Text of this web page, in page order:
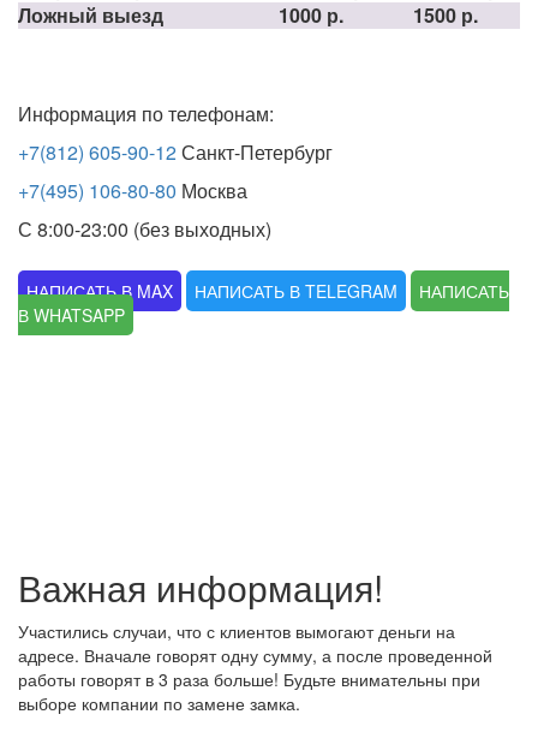
Ложный выезд
1000 р. 1500 р.
Информация по телефонам:
+7(812) 605-90-12Санкт-Петербург
+7(495) 106-80-80 Москва
С 8:00-23:00 (без выходных)
НАПИСАТЬ В MAX НАПИСАТЬ В TELEGRAM
НАПИСАТЬ
В WHATSAPP
Важная информация!
Участились случаи, что с клиентов вымогают деньги на
адресе. Вначале говорят одну сумму, а после проведенной
работы говорят в 3 раза больше! Будьте внимательны при
выборе компании по замене замка.